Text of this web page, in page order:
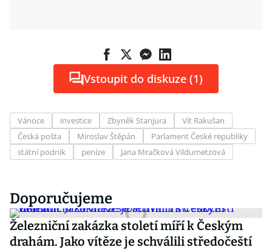
Vstoupit do diskuze (1)
Vánoce investice Zbyněk Stanjura
Vít Rakušan
Česká pošta
Miroslav Štěpán
Parlament České republiky
státní podnik
peníze Jana Mračková Vildumetzová
Doporučujeme
Železniční zakázka století míří k Českým
drahám. Jako vítěze je schválili středočeští